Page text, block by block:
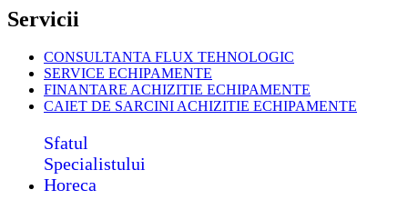
Servicii
CONSULTANTA FLUX TEHNOLOGIC
SERVICE ECHIPAMENTE
FINANTARE ACHIZITIE ECHIPAMENTE
CAIET DE SARCINI ACHIZITIE ECHIPAMENTE
Sfatul
Specialistului
Horeca